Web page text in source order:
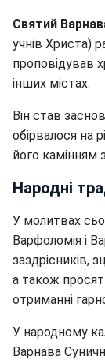
Святий
учнів Христа)
проповідував
інших містах.
Він став
обірвалося на
його камінням
Народні
У молитвах
Варфоломія і
заздрісників,
а також
отриманні
У народному
Варнава